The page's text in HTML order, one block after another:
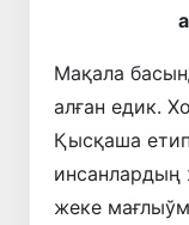
Мақала
алған едик.
Қысқаша
инсанлардың
жеке